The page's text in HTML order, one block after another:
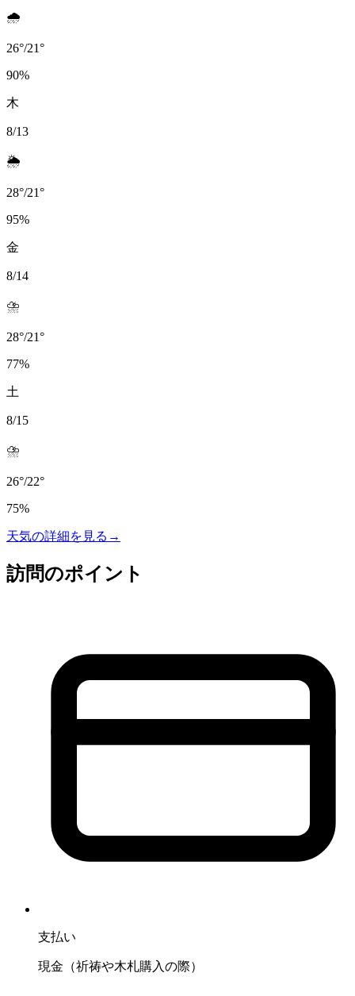
🌧️
26°/21°
90%
木
8/13
🌦️
28°/21°
95%
金
8/14
⛈️
28°/21°
77%
土
8/15
⛈️
26°/22°
75%
天気の詳細を見る →
訪問のポイント
支払い
現金（祈祷や木札購入の際）